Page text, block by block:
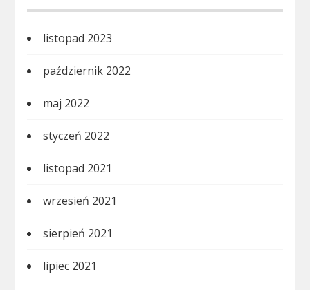
listopad 2023
październik 2022
maj 2022
styczeń 2022
listopad 2021
wrzesień 2021
sierpień 2021
lipiec 2021